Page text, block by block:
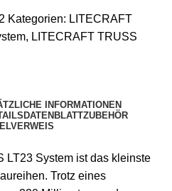
Kategorien: LITECRAFT
, LITECRAFT TRUSS
INFORMATIONEN
DATENBLATTZUBEHÖR
LT23 System ist das kleinste
Trotz eines